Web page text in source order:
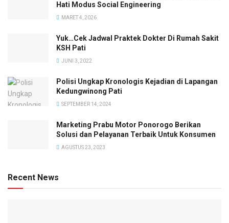
Hati Modus Social Engineering
MARET 4, 2026
Yuk…Cek Jadwal Praktek Dokter Di Rumah Sakit
KSH Pati
JUNI 3, 2022
Polisi Ungkap Kronologis Kejadian di Lapangan
Kedungwinong Pati
SEPTEMBER 14, 2024
Marketing Prabu Motor Ponorogo Berikan
Solusi dan Pelayanan Terbaik Untuk Konsumen
AGUSTUS 23, 2023
Recent News